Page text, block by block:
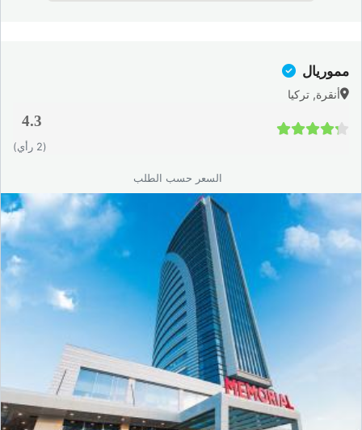
مموريال
أنقرة, تركيا
4.3
(2 رأي)
السعر حسب الطلب